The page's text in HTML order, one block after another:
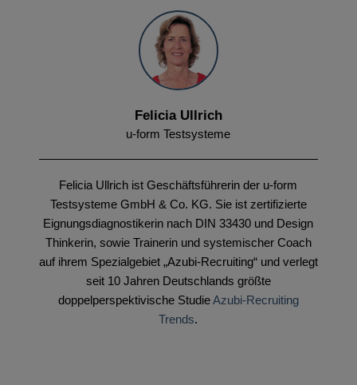
Felicia Ullrich
u-form Testsysteme
Felicia Ullrich ist Geschäftsführerin der u-form
Testsysteme GmbH & Co. KG. Sie ist zertifizierte
Eignungsdiagnostikerin nach DIN 33430 und Design
Thinkerin, sowie Trainerin und systemischer Coach
auf ihrem Spezialgebiet „Azubi-Recruiting“ und verlegt
seit 10 Jahren Deutschlands größte
doppelperspektivische StudieAzubi-Recruiting
Trends.